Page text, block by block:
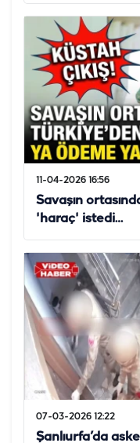
11-04-2026 16:56
Savaşın
'haraç' istedi…
07-03-2026 12:22
Şanlıurfa’da